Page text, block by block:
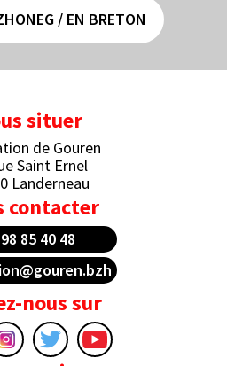
/ EN BRETON
situer
de Gouren
Saint Ernel
Landerneau
contacter
85 40 48
nous sur